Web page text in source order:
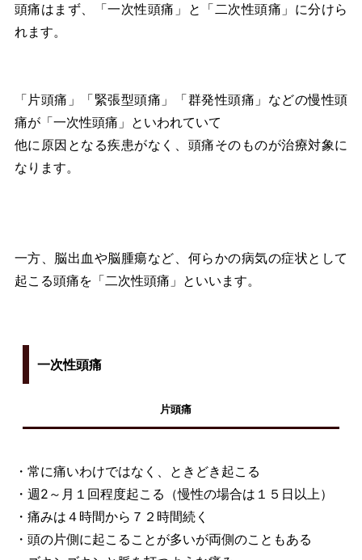
頭痛はまず、「一次性頭痛」と「二次性頭痛」に分けら
れます。
「片頭痛」「緊張型頭痛」「群発性頭痛」などの慢性頭
痛が「一次性頭痛」といわれていて
他に原因となる疾患がなく、頭痛そのものが治療対象に
なります。
一方、脳出血や脳腫瘍など、何らかの病気の症状として
起こる頭痛を「二次性頭痛」といいます。
一次性頭痛
片頭痛
・常に痛いわけではなく、ときどき起こる
・週2～月１回程度起こる（慢性の場合は１５日以上）
・痛みは４時間から７２時間続く
・頭の片側に起こることが多いが両側のこともある